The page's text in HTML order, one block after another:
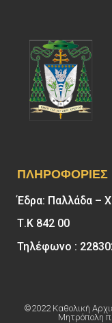
ΠΛΗΡΟΦΟΡΊΕΣ
Έδρα: Παλλάδα –
Τ.Κ 842 00
Τηλέφωνο :
©2022 Καθολική
Μητρόπολη